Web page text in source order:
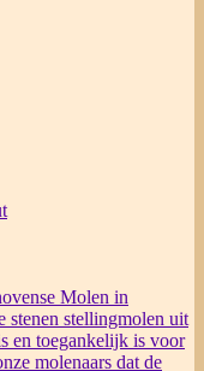
Molen in
stenen stellingmolen uit
en toegankelijk is voor
molenaars dat de